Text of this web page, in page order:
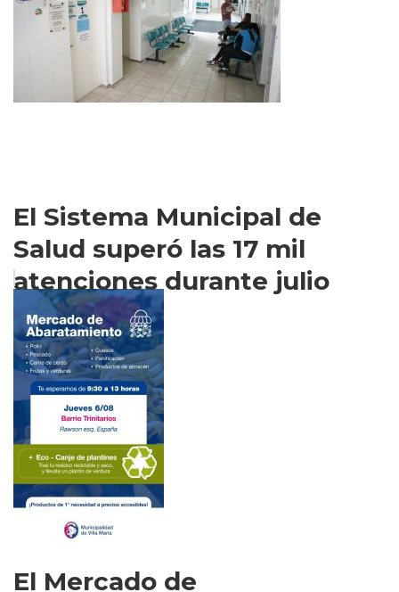
El Sistema Municipal de
Salud superó las 17 mil
atenciones durante julio
El Mercado de